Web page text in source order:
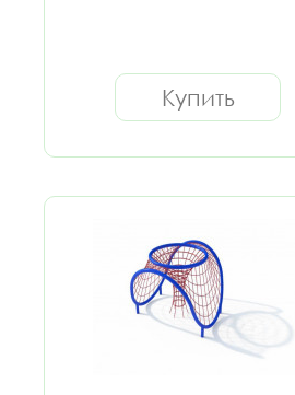
Купить